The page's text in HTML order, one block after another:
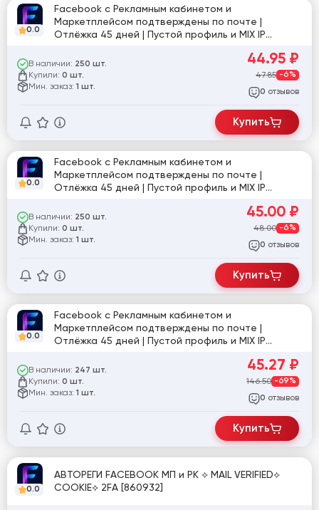
0.0
Facebook с Рекламным кабинетом и
Маркетплейсом подтверждены по почте |
Отлёжка 45 дней | Пустой профиль и MIX IP
В наличии: 250 шт.
Купили: 0 шт.
Мин. заказ: 1 шт.
44.95 ₽
47.85 -6%
0 отзывов
Купить
0.0
Facebook с Рекламным кабинетом и
Маркетплейсом подтверждены по почте |
Отлёжка 45 дней | Пустой профиль и MIX IP
В наличии: 250 шт.
Купили: 0 шт.
Мин. заказ: 1 шт.
45.00 ₽
48.00 -6%
0 отзывов
Купить
0.0
Facebook с Рекламным кабинетом и
Маркетплейсом подтверждены по почте |
Отлёжка 45 дней | Пустой профиль и MIX IP
В наличии: 247 шт.
Купили: 0 шт.
Мин. заказ: 1 шт.
45.27 ₽
146.50 -69%
0 отзывов
Купить
0.0
АВТОРЕГИ FACEBOOK МП и РК ⟡ MAIL VERIFIED⟡
COOKIE⟡ 2FA [860932]